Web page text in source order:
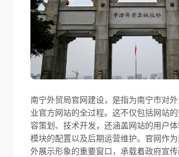
南宁外贸局官网建设，是指为南宁市对
业官方网站的全过程。这不仅包括网站
容策划、技术开发，还涵盖网站的用户
模块的配置以及后期运营维护。官网作
外展示形象的重要窗口，承载着政府宣